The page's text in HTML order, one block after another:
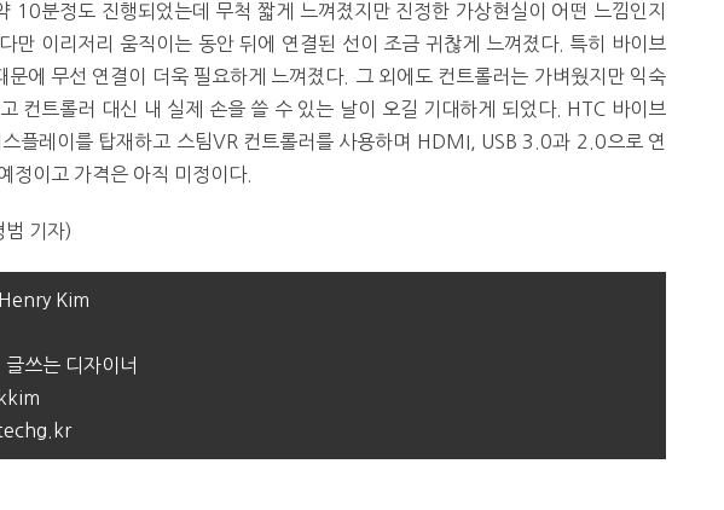
10분정도 진행되었는데 무척 짧게 느껴졌지만 진정한 가상현실이 어떤 느낌인지
만 이리저리 움직이는 동안 뒤에 연결된 선이 조금 귀찮게 느껴졌다. 특히 바이브
문에 무선 연결이 더욱 필요하게 느껴졌다. 그 외에도 컨트롤러는 가벼웠지만 익숙
컨트롤러 대신 내 실제 손을 쓸 수 있는 날이 오길 기대하게 되었다. HTC 바이브
플레이를 탑재하고 스팀VR 컨트롤러를 사용하며 HDMI, USB 3.0과 2.0으로 연
이고 가격은 아직 미정이다.
기자)
Kim
글쓰는 디자이너